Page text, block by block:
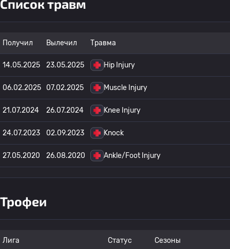
Список травм
Получил Вылечил Травма
14.05.2025 23.05.2025 Hip Injury
06.02.2025 07.02.2025 Muscle Injury
21.07.2024 26.07.2024 Knee Injury
24.07.2023 02.09.2023 Knock
27.05.2020 26.08.2020 Ankle/Foot Injury
Трофеи
Лига Статус Сезоны